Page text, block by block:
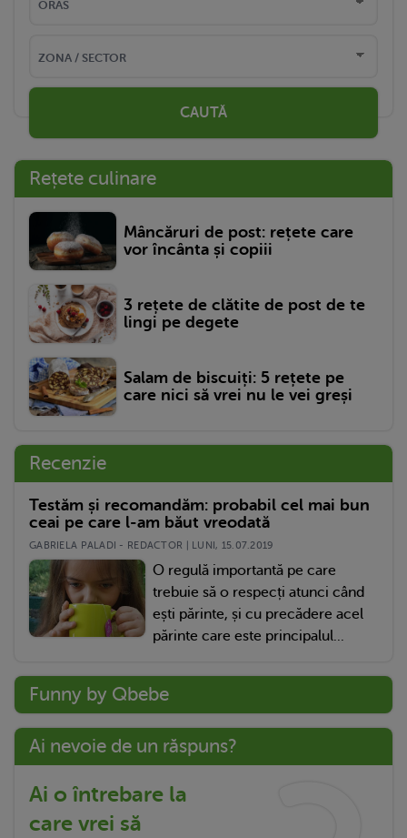
CAUTĂ
Rețete culinare
Mâncăruri de post: rețete care
vor încânta și copiii
3 rețete de clătite de post de te
lingi pe degete
Salam de biscuiți: 5 rețete pe
care nici să vrei nu le vei greși
Recenzie
Testăm și recomandăm: probabil cel mai bun
ceai pe care l-am băut vreodată
GABRIELA PALADI - REDACTOR | LUNI, 15.07.2019
O regulă importantă pe care
trebuie să o respecți atunci când
ești părinte, și cu precădere acel
părinte care este principalul...
Funny by Qbebe
Ai nevoie de un răspuns?
Ai o întrebare la
care vrei să